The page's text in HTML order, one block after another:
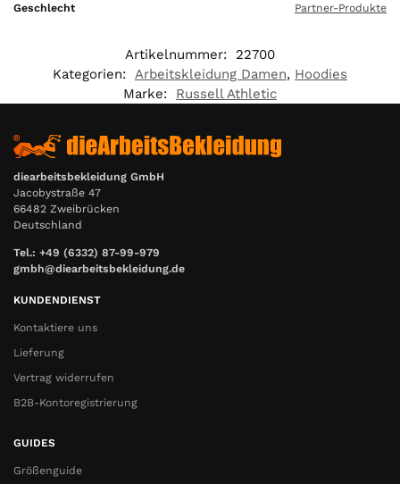
Geschlecht Partner-Produkte
Artikelnummer:
22700
Kategorien:
Arbeitskleidung Damen, Hoodies
Marke:
Russell Athletic
diearbeitsbekleidung GmbH
Jacobystraße 47
66482 Zweibrücken
Deutschland
Tel.: +49 (6332) 87-99-979
gmbh@diearbeitsbekleidung.de
KUNDENDIENST
Kontaktiere uns
Lieferung
Vertrag widerrufen
B2B-Kontoregistrierung
GUIDES
Größenguide